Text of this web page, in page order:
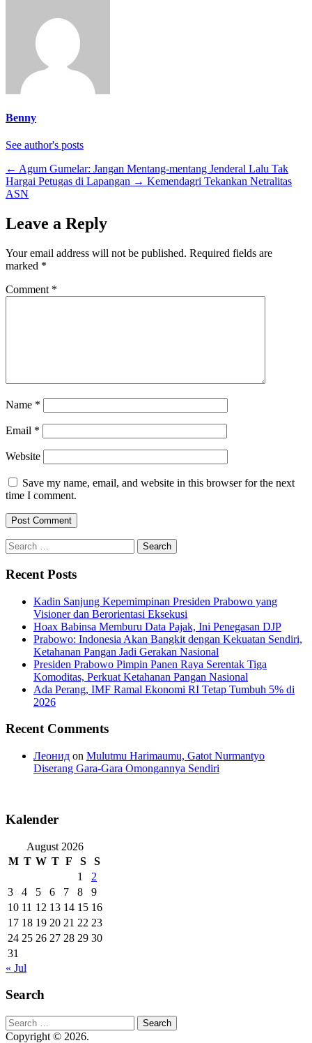
Benny
See author's posts
← Agum Gumelar: Jangan Mentang-mentang Jenderal Lalu Tak
Hargai Petugas di Lapangan → Kemendagri Tekankan Netralitas
ASN
Leave a Reply
Your email address will not be published. Required fields are
marked *
Comment *
Name *
Email *
Website
Save my name, email, and website in this browser for the next
time I comment.
Search
for:
Recent Posts
Kadin Sanjung Kepemimpinan Presiden Prabowo yang
Visioner dan Berorientasi Eksekusi
Hoax Babinsa Memburu Data Pajak, Ini Penegasan DJP
Prabowo: Indonesia Akan Bangkit dengan Kekuatan Sendiri,
Ketahanan Pangan Jadi Gerakan Nasional
Presiden Prabowo Pimpin Panen Raya Serentak Tiga
Komoditas, Perkuat Ketahanan Pangan Nasional
Ada Perang, IMF Ramal Ekonomi RI Tetap Tumbuh 5% di
2026
Recent Comments
Леонид on Mulutmu Harimaumu, Gatot Nurmantyo
Diserang Gara-Gara Omongannya Sendiri
Kalender
August 2026
M T W T F S
S
1
2
3
4 5 6 7 8
9
10 11 12 13 14 15 16
17 18 19 20 21 22 23
24 25 26 27 28 29 30
31
« Jul
Search
Search
for:
Copyright © 2026.